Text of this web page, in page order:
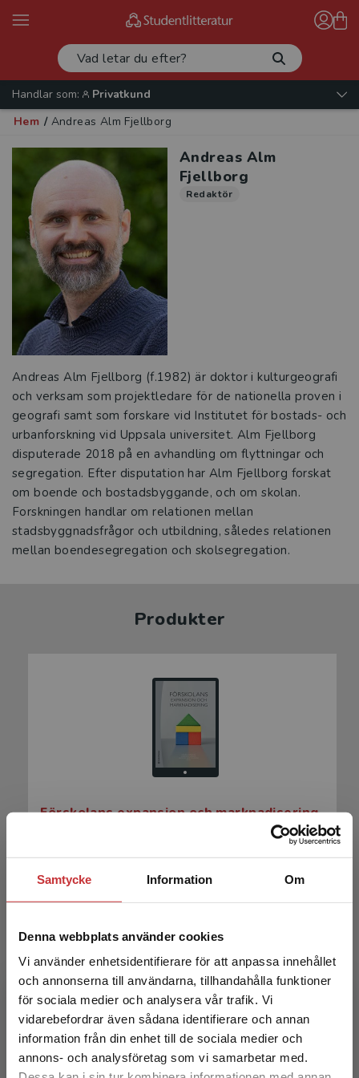
Samtycke Information Om
Denna webbplats använder cookies
Vi använder enhetsidentifierare för att anpassa innehållet
och annonserna till användarna, tillhandahålla funktioner
för sociala medier och analysera vår trafik. Vi
vidarebefordrar även sådana identifierare och annan
information från din enhet till de sociala medier och
annons- och analysföretag som vi samarbetar med.
Begränsad fraktregion
Handlar som:
Privatkund
Hem / Andreas Alm Fjellborg
Andreas Alm
Fjellborg
Redaktör
Andreas Alm Fjellborg (f.1982) är doktor i kulturgeografi
och verksam som projektledare för de nationella proven i
geografi samt som forskare vid Institutet för bostads- och
urbanforskning vid Uppsala universitet. Alm Fjellborg
disputerade 2018 på en avhandling om flyttningar och
segregation. Efter disputation har Alm Fjellborg forskat
om boende och bostadsbyggande, och om skolan.
Forskningen handlar om relationen mellan
stadsbyggnadsfrågor och utbildning, således relationen
mellan boendesegregation och skolsegregation.
Produkter
Förskolans expansion och marknadisering
200 krinkl. moms
Förskolans expansion och marknadisering